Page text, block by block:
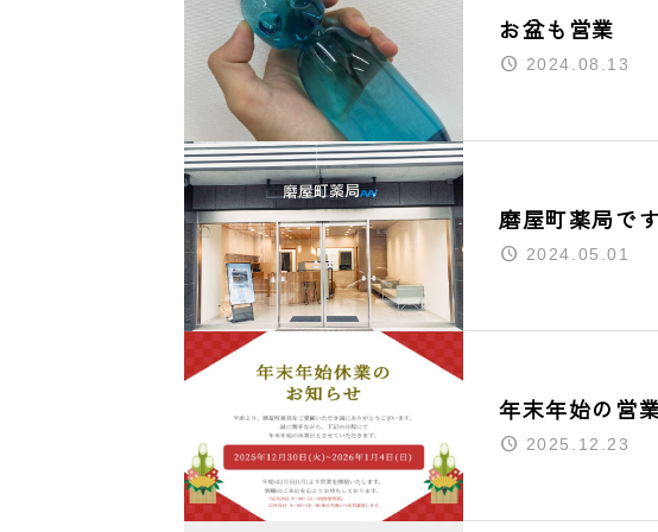
お盆も営業
2024.08.13
磨屋町薬局です
2024.05.01
年末年始の営
2025.12.23